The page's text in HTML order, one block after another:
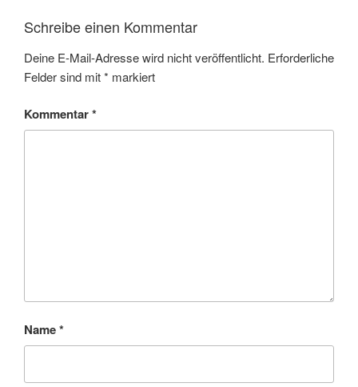
Schreibe einen Kommentar
Deine E-Mail-Adresse wird nicht veröffentlicht. Erforderliche
Felder sind mit* markiert
Kommentar*
Name*